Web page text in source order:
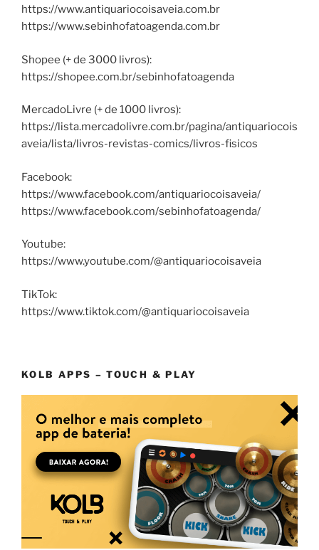
https://www.antiquariocoisaveia.com.br
https://www.sebinhofatoagenda.com.br
Shopee (+ de 3000 livros):
https://shopee.com.br/sebinhofatoagenda
MercadoLivre (+ de 1000 livros):
https://lista.mercadolivre.com.br/pagina/antiquariocois
aveia/lista/livros-revistas-comics/livros-fisicos
Facebook:
https://www.facebook.com/antiquariocoisaveia/
https://www.facebook.com/sebinhofatoagenda/
Youtube:
https://www.youtube.com/@antiquariocoisaveia
TikTok:
https://www.tiktok.com/@antiquariocoisaveia
KOLB APPS – TOUCH & PLAY